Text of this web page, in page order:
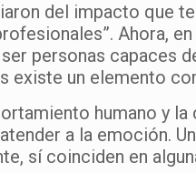
del impacto que
Ahora,
personas capaces
existe un elemento
humano y
a la emoción.
sí coinciden en